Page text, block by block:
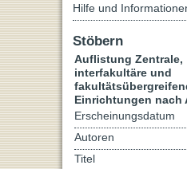
Hilfe und
Stöbern
Auflistung Zentrale,
interfakultäre und
Einrichtungen nach
Erscheinungsdatum
Autoren
Titel